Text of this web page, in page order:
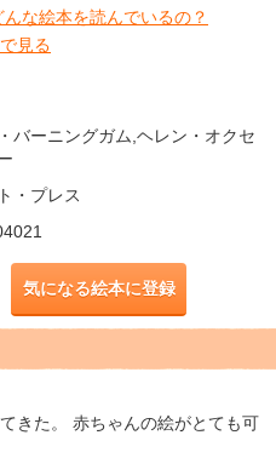
な絵本を読んでいるの？
見る
バーニングガム,ヘレン・オクセ
・プレス
気になる絵本に登録
きた。 赤ちゃんの絵がとても可